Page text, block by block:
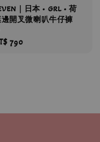
｜日本 • GRL • 荷
開叉微喇叭牛仔褲
790